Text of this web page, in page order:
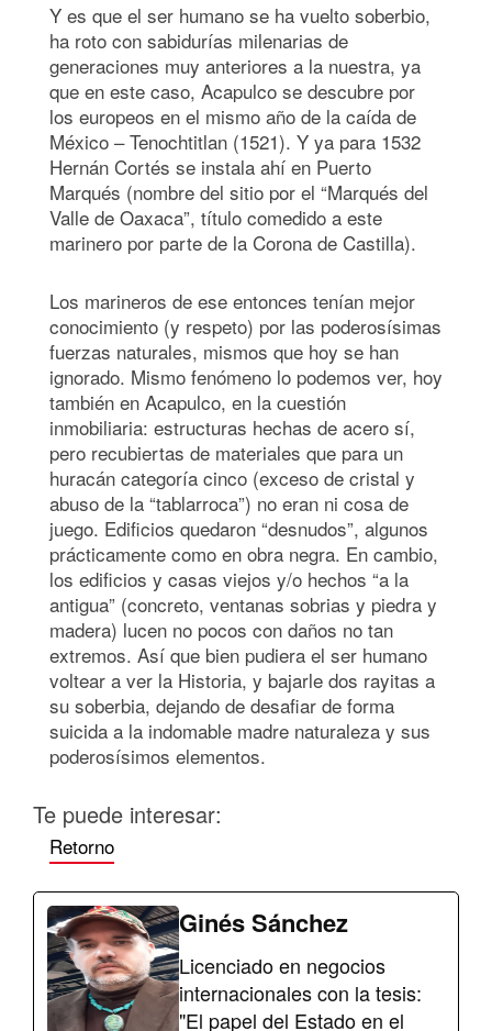
Y es que el ser humano se ha vuelto soberbio,
ha roto con sabidurías milenarias de
generaciones muy anteriores a la nuestra, ya
que en este caso, Acapulco se descubre por
los europeos en el mismo año de la caída de
México – Tenochtitlan (1521). Y ya para 1532
Hernán Cortés se instala ahí en Puerto
Marqués (nombre del sitio por el “Marqués del
Valle de Oaxaca”, título comedido a este
marinero por parte de la Corona de Castilla).
Los marineros de ese entonces tenían mejor
conocimiento (y respeto) por las poderosísimas
fuerzas naturales, mismos que hoy se han
ignorado. Mismo fenómeno lo podemos ver, hoy
también en Acapulco, en la cuestión
inmobiliaria: estructuras hechas de acero sí,
pero recubiertas de materiales que para un
huracán categoría cinco (exceso de cristal y
abuso de la “tablarroca”) no eran ni cosa de
juego. Edificios quedaron “desnudos”, algunos
prácticamente como en obra negra. En cambio,
los edificios y casas viejos y/o hechos “a la
antigua” (concreto, ventanas sobrias y piedra y
madera) lucen no pocos con daños no tan
extremos. Así que bien pudiera el ser humano
voltear a ver la Historia, y bajarle dos rayitas a
su soberbia, dejando de desafiar de forma
suicida a la indomable madre naturaleza y sus
poderosísimos elementos.
Te puede interesar:
Retorno
Ginés Sánchez
Licenciado en negocios
internacionales con la tesis:
"El papel del Estado en el